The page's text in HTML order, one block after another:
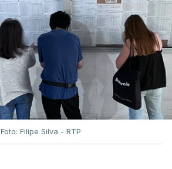
Foto: Filipe Silva - RTP